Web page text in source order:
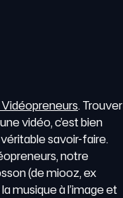
. Trouver
vidéo, c’est bien
véritable savoir-faire.
notre
(de miooz, ex
musique à l’image et